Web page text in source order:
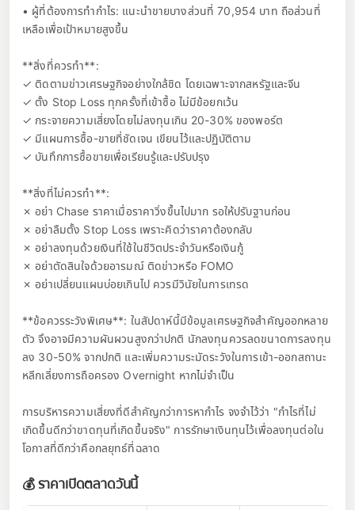
• ผู้ที่ต้องการทำกำไร: แนะนำขายบางส่วนที่ 70,954 บาท ถือส่วนที่
เหลือเพื่อเป้าหมายสูงขึ้น
**สิ่งที่ควรทำ**:
✓ ติดตามข่าวเศรษฐกิจอย่างใกล้ชิด โดยเฉพาะจากสหรัฐและจีน
✓ ตั้ง Stop Loss ทุกครั้งที่เข้าซื้อ ไม่มีข้อยกเว้น
✓ กระจายความเสี่ยงโดยไม่ลงทุนเกิน 20-30% ของพอร์ต
✓ มีแผนการซื้อ-ขายที่ชัดเจน เขียนไว้และปฏิบัติตาม
✓ บันทึกการซื้อขายเพื่อเรียนรู้และปรับปรุง
**สิ่งที่ไม่ควรทำ**:
✗ อย่า Chase ราคาเมื่อราคาวิ่งขึ้นไปมาก รอให้ปรับฐานก่อน
✗ อย่าลืมตั้ง Stop Loss เพราะคิดว่าราคาต้องกลับ
✗ อย่าลงทุนด้วยเงินที่ใช้ในชีวิตประจำวันหรือเงินกู้
✗ อย่าตัดสินใจด้วยอารมณ์ ติดข่าวหรือ FOMO
✗ อย่าเปลี่ยนแผนบ่อยเกินไป ควรมีวินัยในการเทรด
**ข้อควรระวังพิเศษ**: ในสัปดาห์นี้มีข้อมูลเศรษฐกิจสำคัญออกหลาย
ตัว จึงอาจมีความผันผวนสูงกว่าปกติ นักลงทุนควรลดขนาดการลงทุน
ลง 30-50% จากปกติ และเพิ่มความระมัดระวังในการเข้า-ออกสถานะ
หลีกเลี่ยงการถือครอง Overnight หากไม่จำเป็น
การบริหารความเสี่ยงที่ดีสำคัญกว่าการหากำไร จงจำไว้ว่า "กำไรที่ไม่
เกิดขึ้นดีกว่าขาดทุนที่เกิดขึ้นจริง" การรักษาเงินทุนไว้เพื่อลงทุนต่อใน
โอกาสที่ดีกว่าคือกลยุทธ์ที่ฉลาด
💰 ราคาเปิดตลาดวันนี้